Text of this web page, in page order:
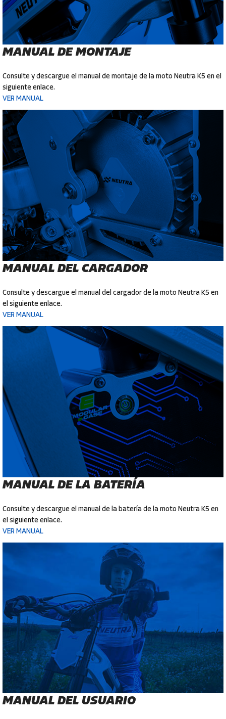
MANUAL DE MONTAJE
Consulte y descargue el manual de montaje de la moto Neutra K5 en el
siguiente enlace.
VER MANUAL
MANUALDEL CARGADOR
Consulte y descargue el manual del cargador de la moto Neutra K5 en
el siguiente enlace.
VER MANUAL
MANUAL DE LA BATERÍA
Consulte y descargue el manual de la batería de la moto Neutra K5 en
el siguiente enlace.
VER MANUAL
MANUAL DEL USUARIO